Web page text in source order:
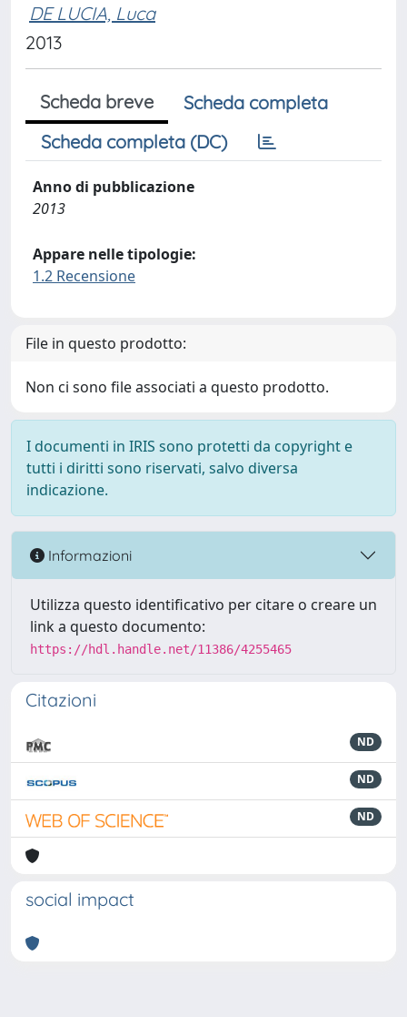
DE LUCIA, Luca
2013
Scheda breve
Scheda completa
Scheda completa (DC)
Anno di pubblicazione
2013
Appare nelle tipologie:
1.2 Recensione
File in questo prodotto:
Non ci sono file associati a questo prodotto.
I documenti in IRIS sono protetti da copyright e
tutti i diritti sono riservati, salvo diversa
indicazione.
Informazioni
Utilizza questo identificativo per citare o creare un
link a questo documento:
https://hdl.handle.net/11386/4255465
Citazioni
ND
ND
ND
social impact